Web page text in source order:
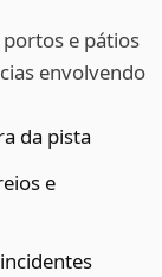
e pátios
envolvendo
da pista
e